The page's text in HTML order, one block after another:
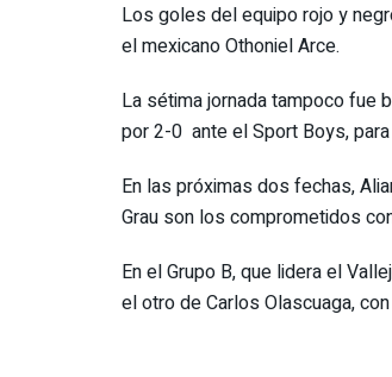
Los goles del equipo rojo y
el mexicano Othoniel Arce.
La sétima jornada tampoco fue
por 2-0 ante el Sport Boys,
En las próximas dos fechas,
Grau son los comprometidos
En el Grupo B, que lidera el
el otro de Carlos Olascuaga,